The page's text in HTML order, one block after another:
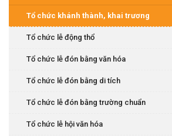
Tổ chức hội nghị khách hàng
Tổ chức họp báo, ra mắt sản phẩm
Tổ chức tiệc cuối năm
Tổ chức hội thi văn nghệ
Tổ chức khánh thành, khai trương
Tổ chức lễ động thổ
Tổ chức lễ đón bằng văn hóa
Tổ chức lễ đón bằng di tích
Tổ chức lễ đón bằng trường chuẩn
Tổ chức lễ hội văn hóa